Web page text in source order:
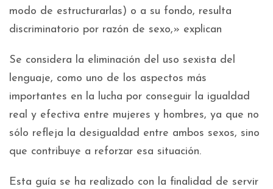
modo de estructurarlas) o a su fondo, resulta
discriminatorio por razón de sexo,» explican
Se considera la eliminación del uso sexista del
lenguaje, como uno de los aspectos más
importantes en la lucha por conseguir la igualdad
real y efectiva entre mujeres y hombres, ya que no
sólo refleja la desigualdad entre ambos sexos, sino
que contribuye a reforzar esa situación.
Esta guía se ha realizado con la finalidad de servir